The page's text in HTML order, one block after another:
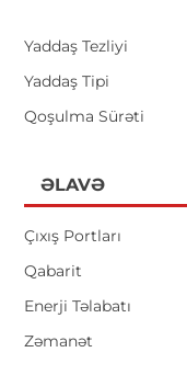
Yaddaş Tezliyi
Yaddaş Tipi
Qoşulma Sürəti
ƏLAVƏ
Çıxış Portları
Qabarit
Enerji Təlabatı
Zəmanət